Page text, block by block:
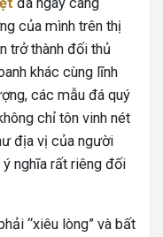
của mình trên thị
trở thành đối thủ
khác cùng lĩnh
các mẫu đá quý
chỉ tôn vinh nét
địa vị của người
nghĩa rất riêng đối
“xiêu lòng” và bất